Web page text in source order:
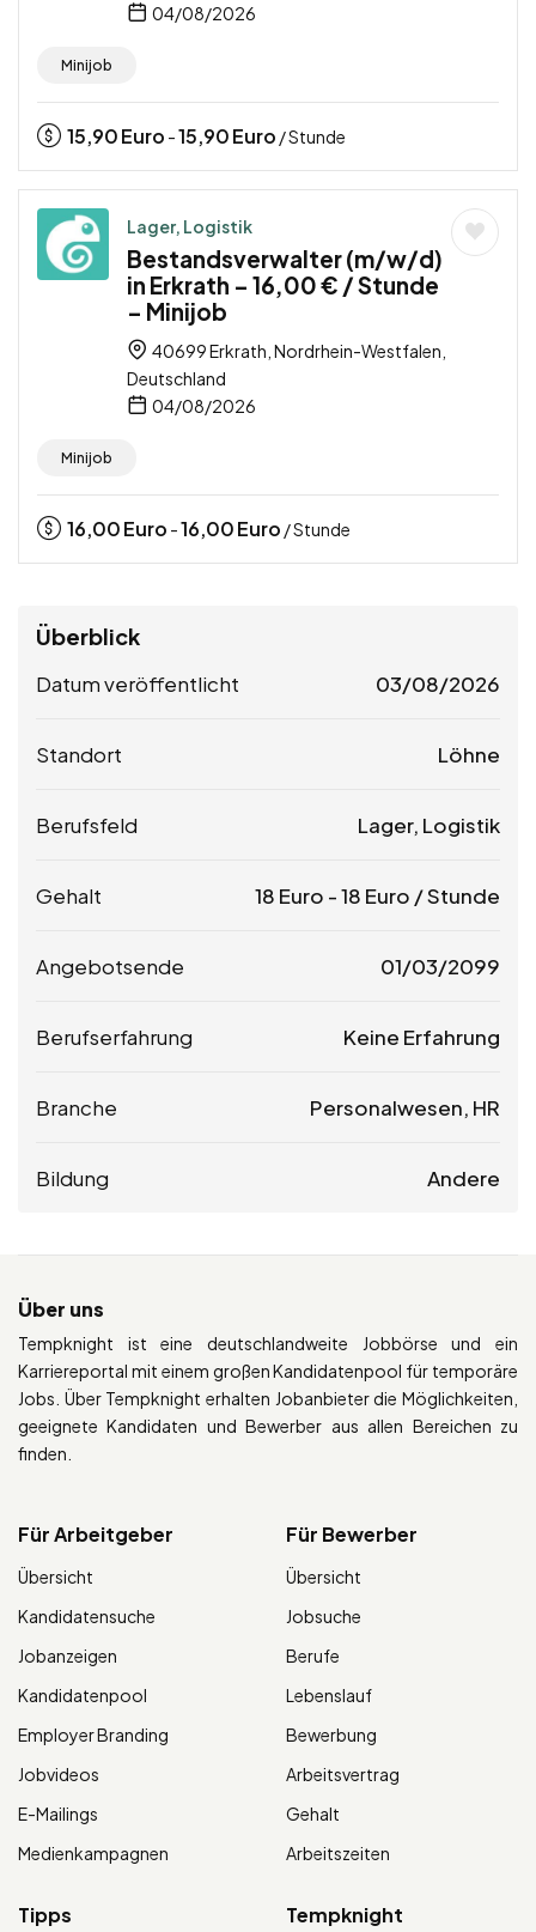
04/08/2026
Minijob
15,90Euro -15,90Euro / Stunde
Lager, Logistik
Bestandsverwalter (m/w/d)
in Erkrath – 16,00 € / Stunde
– Minijob
40699 Erkrath, Nordrhein-Westfalen,
Deutschland
04/08/2026
Minijob
16,00Euro -16,00Euro / Stunde
Überblick
Datum veröffentlicht 03/08/2026
Standort Löhne
Berufsfeld Lager, Logistik
Gehalt 18 Euro -18 Euro / Stunde
Angebotsende 01/03/2099
Berufserfahrung Keine Erfahrung
Branche Personalwesen, HR
Bildung Andere
Über uns
Tempknight ist eine deutschlandweite Jobbörse und ein
Karriereportal mit einem großen Kandidatenpool für temporäre
Jobs. Über Tempknight erhalten Jobanbieter die Möglichkeiten,
geeignete Kandidaten und Bewerber aus allen Bereichen zu
finden.
Für Arbeitgeber
Übersicht
Kandidatensuche
Jobanzeigen
Kandidatenpool
Employer Branding
Jobvideos
E-Mailings
Medienkampagnen
Für Bewerber
Übersicht
Jobsuche
Berufe
Lebenslauf
Bewerbung
Arbeitsvertrag
Gehalt
Arbeitszeiten
Tipps Tempknight